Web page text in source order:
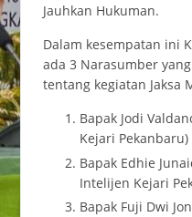
Jauhkan Hukuman.
Dalam kesempatan ini
ada 3 Narasumber
tentang kegiatan Jaksa
Bapak Jodi
Kejari Pekanbaru)
Bapak Edhie
Intelijen Kejari
Bapak Fuji Dwi